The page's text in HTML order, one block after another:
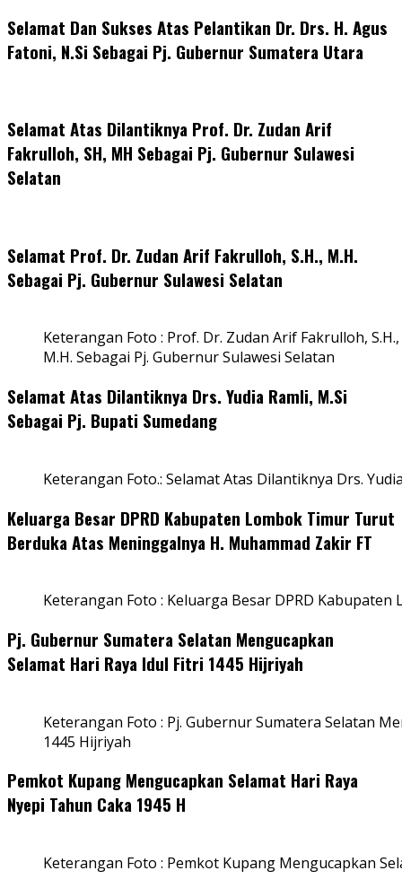
Selamat Dan Sukses Atas Pelantikan Dr. Drs. H. Agus
Fatoni, N.Si Sebagai Pj. Gubernur Sumatera Utara
Selamat Atas Dilantiknya Prof. Dr. Zudan Arif
Fakrulloh, SH, MH Sebagai Pj. Gubernur Sulawesi
Selatan
Selamat Prof. Dr. Zudan Arif Fakrulloh, S.H., M.H.
Sebagai Pj. Gubernur Sulawesi Selatan
Keterangan Foto : Prof. Dr. Zudan Arif Fakrulloh, S.H.,
M.H. Sebagai Pj. Gubernur Sulawesi Selatan
Selamat Atas Dilantiknya Drs. Yudia Ramli, M.Si
Sebagai Pj. Bupati Sumedang
Keterangan Foto.: Selamat Atas Dilantiknya Drs.
Keluarga Besar DPRD Kabupaten Lombok Timur Turut
Berduka Atas Meninggalnya H. Muhammad Zakir FT
Keterangan Foto : Keluarga Besar DPRD
Pj. Gubernur Sumatera Selatan Mengucapkan
Selamat Hari Raya Idul Fitri 1445 Hijriyah
Keterangan Foto : Pj. Gubernur Sumatera Selatan
1445 Hijriyah
Pemkot Kupang Mengucapkan Selamat Hari Raya
Nyepi Tahun Caka 1945 H
Keterangan Foto : Pemkot Kupang Mengucapkan